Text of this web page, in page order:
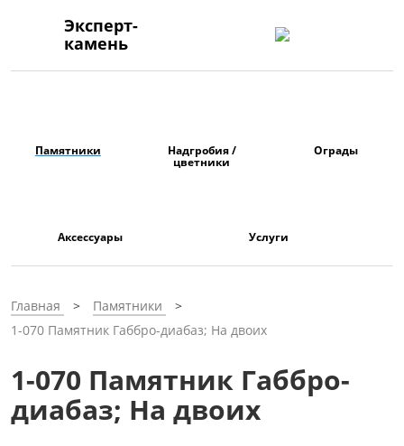
Эксперт-
камень
Памятники Надгробия /
цветники
Ограды
Аксессуары Услуги
Главная
Памятники
1-070 Памятник Габбро-диабаз; На двоих
1-070 Памятник Габбро-
диабаз; На двоих